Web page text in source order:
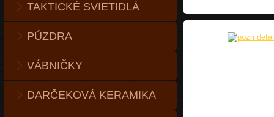
TAKTICKÉ SVIETIDLÁ
PÚZDRA
VÁBNIČKY
DARČEKOVÁ KERAMIKA